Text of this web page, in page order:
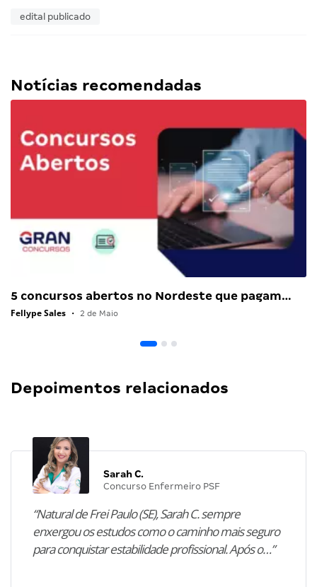
edital publicado
Notícias recomendadas
5 concursos abertos no Nordeste que pagam…
Fellype Sales • 2 de Maio
Depoimentos relacionados
Sarah C.
Concurso Enfermeiro PSF
“Natural de Frei Paulo (SE), Sarah C. sempre
enxergou os estudos como o caminho mais seguro
para conquistar estabilidade profissional. Após o…”